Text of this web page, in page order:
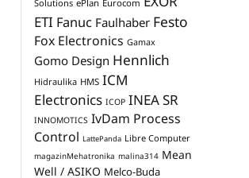
Solutions ePlan Eurocom
ETI Fanuc Faulhaber Festo
Fox Electronics Gamax
Gomo Design Hennlich
Hidraulika HMS ICM
Electronics ICOP INEA SR
INNOMOTICS IvDam Process
Control LattePanda Libre Computer
magazinMehatronika malina314 Mean
Well / ASIKO Melco-Buda